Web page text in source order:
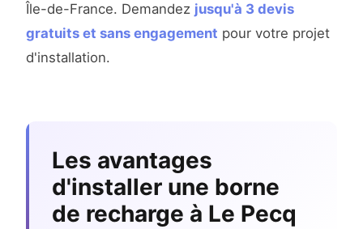
Île-de-France. Demandez jusqu'à 3 devis
gratuits et sans engagement pour votre projet
d'installation.
Les avantages
d'installer une borne
de recharge à Le Pecq